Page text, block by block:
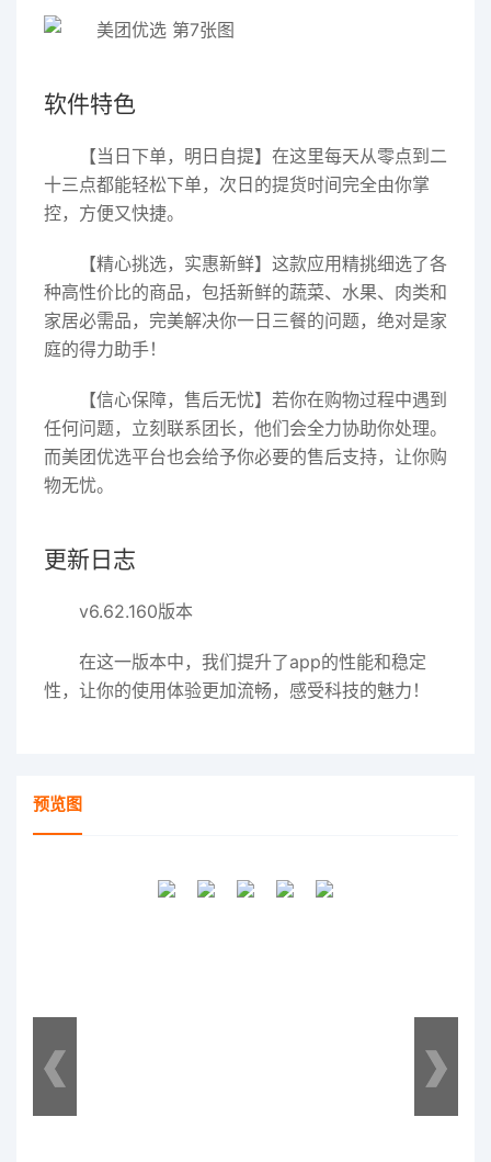
软件特色
【当日下单，明日自提】在这里每天从零点到二
十三点都能轻松下单，次日的提货时间完全由你掌
控，方便又快捷。
【精心挑选，实惠新鲜】这款应用精挑细选了各
种高性价比的商品，包括新鲜的蔬菜、水果、肉类和
家居必需品，完美解决你一日三餐的问题，绝对是家
庭的得力助手！
【信心保障，售后无忧】若你在购物过程中遇到
任何问题，立刻联系团长，他们会全力协助你处理。
而美团优选平台也会给予你必要的售后支持，让你购
物无忧。
更新日志
v6.62.160版本
在这一版本中，我们提升了app的性能和稳定
性，让你的使用体验更加流畅，感受科技的魅力！
预览图